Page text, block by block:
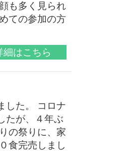
も多く見られ
ての参加の方
細はこちら
した。 コロナ
たが、４年ぶ
の祭りに、家
食完売しまし